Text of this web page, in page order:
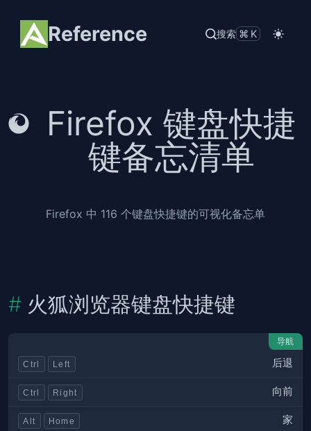
Reference 搜索 ⌘K
Firefox 键盘快捷
键备忘清单
Firefox 中 116 个键盘快捷键的可视化备忘单
火狐浏览器键盘快捷键
导航
Ctrl Left 后退
Ctrl Right 向前
Alt Home 家